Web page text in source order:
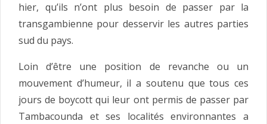
hier, qu’ils n’ont plus besoin de passer par la
transgambienne pour desservir les autres parties
sud du pays.
Loin d’être une position de revanche ou un
mouvement d’humeur, il a soutenu que tous ces
jours de boycott qui leur ont permis de passer par
Tambacounda et ses localités environnantes a